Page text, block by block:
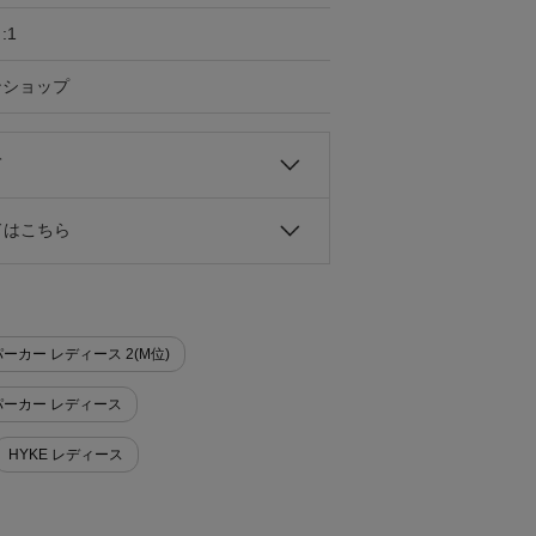
ョップ
こちら
カー レディース 2(M位)
カー レディース
HYKE レディース